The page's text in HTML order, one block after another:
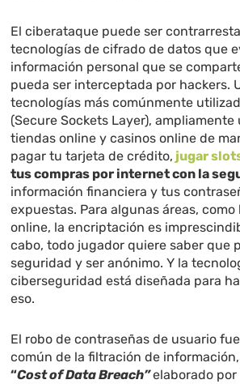
El ciberataque puede ser
tecnologías de cifrado de datos que
información personal que se
pueda ser interceptada por hackers.
tecnologías más comúnmente
(Secure Sockets Layer), ampliamente
tiendas online y casinos online de
pagar tu tarjeta de crédito, jugar
tus compras por internet con la
información financiera y tus
expuestas. Para algunas áreas, como
online, la encriptación es
cabo, todo jugador quiere saber que
seguridad y ser anónimo. Y la
ciberseguridad está diseñada para
eso.
El robo de contraseñas de usuario
común de la filtración de
“Cost of Data Breach”elaborado por